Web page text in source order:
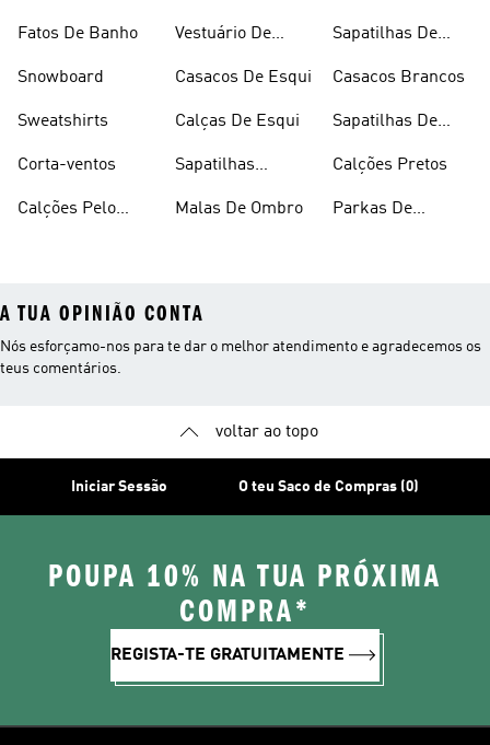
Fatos De Banho
Snowboard
Sweatshirts
Corta-ventos
Calções Pelo
Vestuário De
Casacos De Esqui
Calças De Esqui
Sapatilhas
Malas De Ombro
Sapatilhas De
Casacos Brancos
Sapatilhas De
Calções Pretos
Parkas De
A TUA OPINIÃO CONTA
Nós esforçamo-nos para te dar o melhor atendimento e agradecemos os
teus comentários.
voltar ao topo
Iniciar Sessão O teu Saco de Compras (0)
POUPA 10% NA TUA PRÓXIMA
COMPRA*
REGISTA-TE GRATUITAMENTE